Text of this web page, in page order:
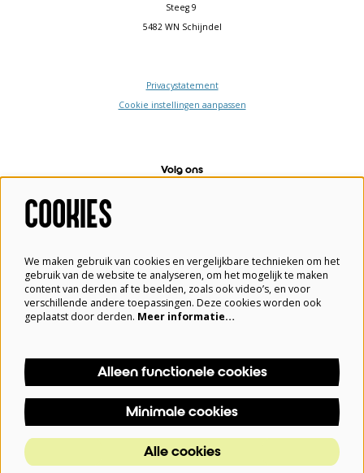
Steeg 9
5482 WN Schijndel
Privacystatement
Cookie instellingen aanpassen
Volg ons
Aanmelden
Deze site wordt beschermd door reCAPTCHA, dataverwerking gebeurt in overeenstemming met deCloud Data Processing Addendum van Google.
© Blauwe Kei, Theater aan de Noordkade
Powered byCultureSuite
COOKIES
We maken gebruik van cookies en vergelijkbare technieken om het
gebruik van de website te analyseren, om het mogelijk te maken
content van derden af te beelden, zoals ook video’s, en voor
verschillende andere toepassingen. Deze cookies worden ook
geplaatst door derden. Meer informatie…
Alleen functionele cookies
Minimale cookies
Alle cookies